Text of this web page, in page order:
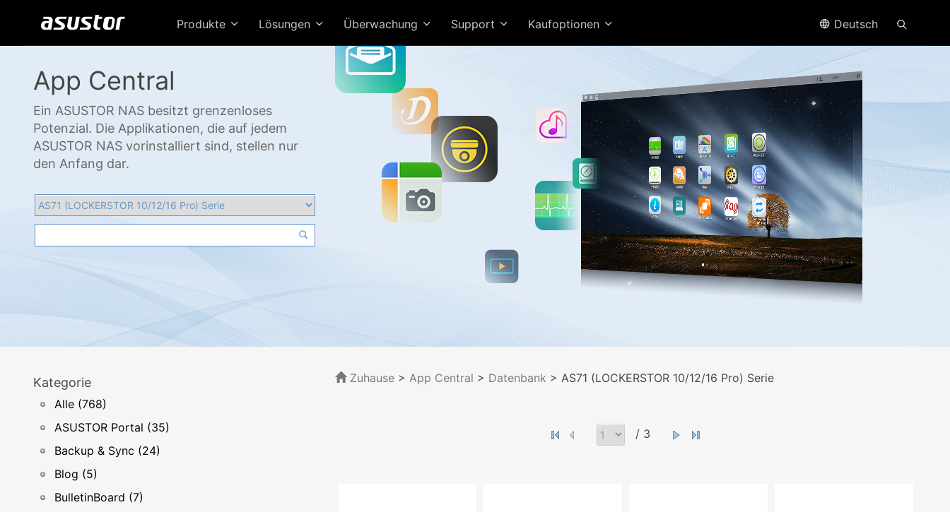
Produkte Lösungen Überwachung Support Kaufoptionen Deutsch
App Central
Ein ASUSTOR NAS besitzt grenzenloses
Potenzial. Die Applikationen, die auf jedem
ASUSTOR NAS vorinstalliert sind, stellen nur
den Anfang dar.
Kategorie
Alle (768)
ASUSTOR Portal (35)
Backup & Sync (24)
Blog (5)
BulletinBoard (7)
Zuhause> App Central > Datenbank > AS71 (LOCKERSTOR 10/12/16 Pro) Serie
/ 3